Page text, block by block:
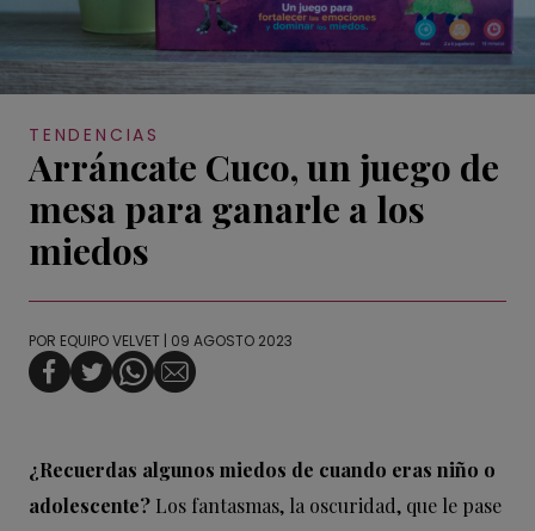
TENDENCIAS
Arráncate Cuco, un juego de
mesa para ganarle a los
miedos
POR EQUIPO VELVET | 09 AGOSTO 2023
¿Recuerdas algunos miedos de cuando eras niño o
adolescente? Los fantasmas, la oscuridad, que le pase